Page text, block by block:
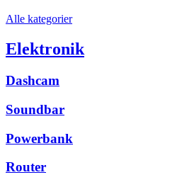
Alle kategorier
Elektronik
Dashcam
Soundbar
Powerbank
Router